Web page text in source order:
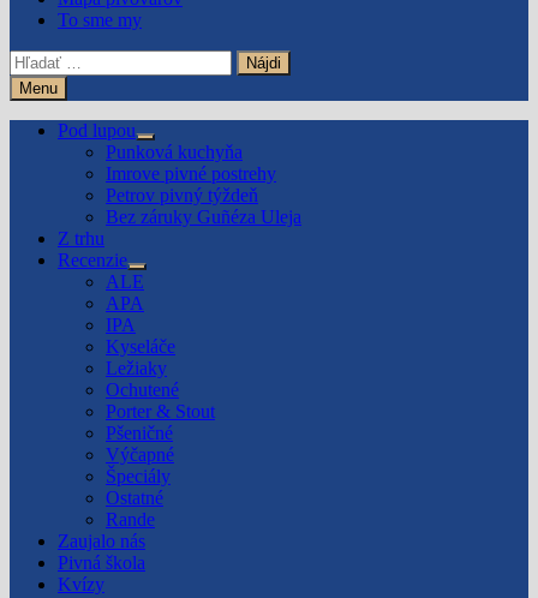
To sme my
Hľadať:
Menu
Pod lupou
Show
sub
menu
Punková kuchyňa
Imrove pivné postrehy
Petrov pivný týždeň
Bez záruky Guñéza Uleja
Z trhu
Recenzie
Show
sub
menu
ALE
APA
IPA
Kyseláče
Ležiaky
Ochutené
Porter & Stout
Pšeničné
Výčapné
Špeciály
Ostatné
Rande
Zaujalo nás
Pivná škola
Kvízy